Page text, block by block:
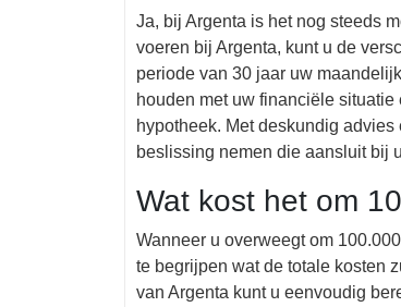
Ja, bij Argenta is het nog steeds
voeren bij Argenta, kunt u de
periode van 30 jaar uw
houden met uw financiële
hypotheek. Met deskundig
beslissing nemen die aansluit bij
Wat kost het om
Wanneer u overweegt om
te begrijpen wat de totale kosten
van Argenta kunt u eenvoudig